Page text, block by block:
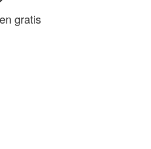
gratis